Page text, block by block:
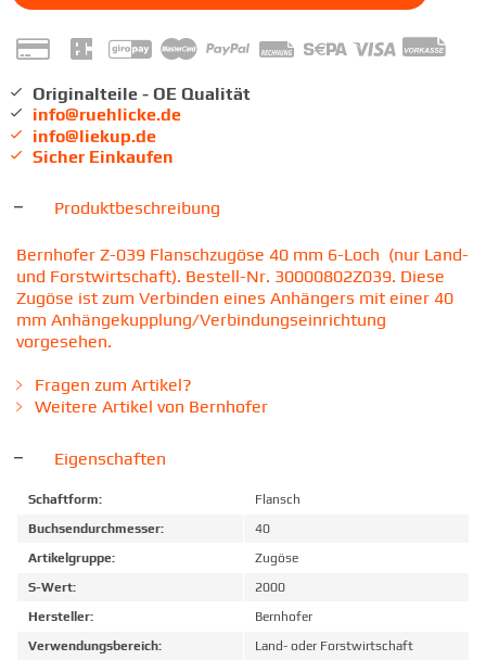
Originalteile - OE Qualität
info@ruehlicke.de
info@liekup.de
Sicher Einkaufen
Produktbeschreibung
Bernhofer Z-039 Flanschzugöse 40 mm 6-Loch (nur Land-
und Forstwirtschaft). Bestell-Nr. 30000802Z039. Diese
Zugöse ist zum Verbinden eines Anhängers mit einer 40
mm Anhängekupplung/Verbindungseinrichtung
vorgesehen.
Fragen zum Artikel?
Weitere Artikel von Bernhofer
Eigenschaften
Schaftform:
Flansch
Buchsendurchmesser:
40
Artikelgruppe:
Zugöse
S-Wert:
2000
Hersteller:
Bernhofer
Verwendungsbereich:
Land- oder Forstwirtschaft